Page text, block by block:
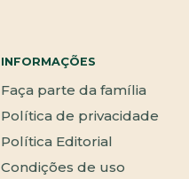
INFORMAÇÕES
Faça parte da família
Política de privacidade
Política Editorial
Condições de uso